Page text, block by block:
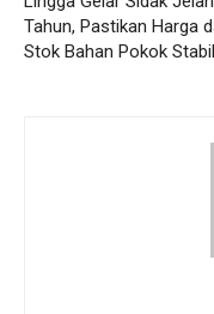
Tahun, Pastikan Harga
Stok Bahan Pokok Stabil